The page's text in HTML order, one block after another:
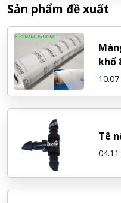
Sản phẩm đề xuất
khổ
Tê